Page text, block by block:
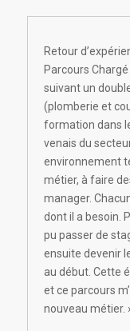
Retour
Parcours
suivant un
(plomberie et
formation dans
venais du
environnement
métier, à faire
manager.
dont il a besoin.
pu passer de
ensuite devenir
au début. Cette
et ce parcours
nouveau métier.